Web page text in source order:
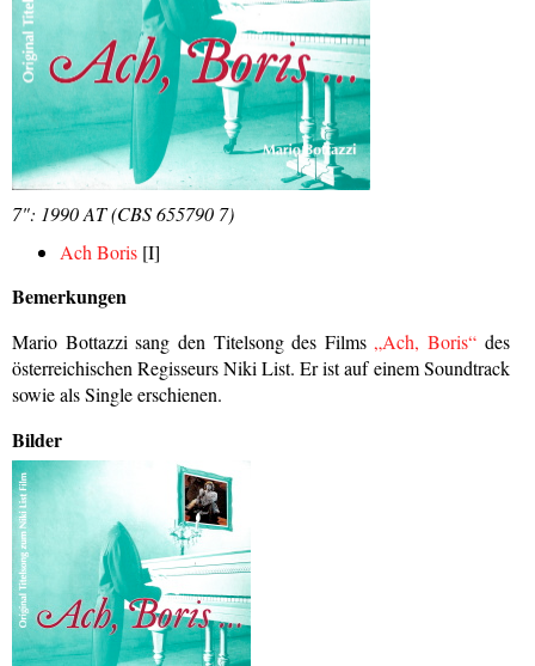
7": 1990 AT (CBS 655790 7)
Ach Boris [I]
Bemerkungen
Mario Bottazzi sang den Titelsong des Films „Ach, Boris“ des
österreichischen Regisseurs Niki List. Er ist auf einem Soundtrack
sowie als Single erschienen.
Bilder